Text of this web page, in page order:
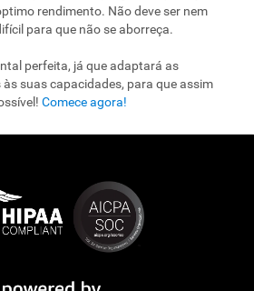
rendimento. Não deve ser nem
para que não se aborreça.
perfeita, já que adaptará as
suas capacidades, para que assim
Comece agora!